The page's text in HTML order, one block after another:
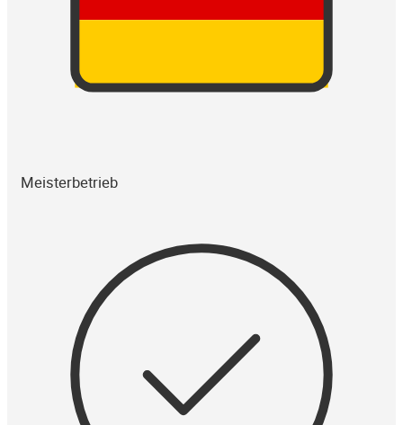
Meisterbetrieb